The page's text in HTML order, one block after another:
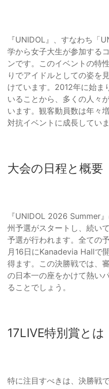
『UNIDOL』、すなわち「
学から女子大生が参加する
ンです。このイベントの特
りでアイドルとしての姿を
けています。2012年に始ま
いることから、多くの人々
います。観客動員数は年々
対抗イベントに成長していま
大会の日程と概要
『UNIDOL 2026 Summer
州予選がスタートし、続い
予選が行われます。全ての
月16日にKanadevia Hallで
得ます。この決勝戦では、
の日本一の座をかけて熱い
ることでしょう。
17LIVE特別賞とは
特に注目すべきは、決勝戦